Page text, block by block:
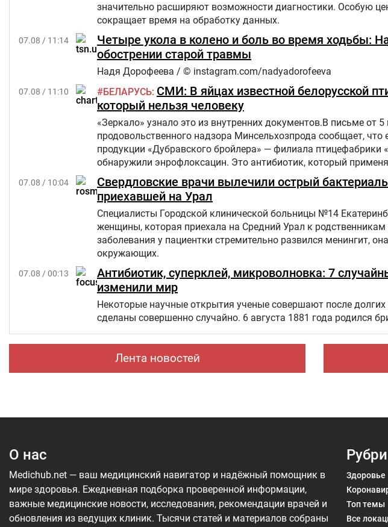
значительно расширяют возможности диагностики. Особую
сокращает время на обработку данных.
07.08 / 11:14
Четыре укола в колено и боль во время ходьбы:
обострении старой травмы
Надя Дорофеева / © instagram.com/nadyadorofeeva
07.08 / 11:10 БЕЛАРУСЬ СМИ: В яйцах известной белорусской
который нельзя человеку
«Зеркало» узнало это из внутренних документов.В письме от
продовольственного надзора Минсельхозпрода сообщает,
продукции «Дубравского бройлера» — филиала
обнаружили энрофлоксацин. Это антибиотик, который
сельскохозяйственных, домашних животных и птиц.
07.08 / 10:04
Свердловские врачи вылечили острый
приехавшей на Урал
Специалисты Городской клинической больницы №14
женщины, которая приехала на Средний Урал к
заболевания у пациентки стремительно развился менингит,
окружающих.
07.08 / 00:13
Антибиотик, суперклей, микроволновка: 7
изменили мир
Некоторые научные открытия ученые совершают после
сделаны совершенно случайно. 6 августа 1881 года родился
Лента новостей
О нас
Medichub.net — ваш медицинский навигатор и надёжный помощник в
мире здоровья. Ежедневная подборка проверенной информации,
важные медицинские новости, исследования, рекомендации врачей и
обновления из ведущих клиник. Тысячи статей и материалов собраны
Здоровье
Топ темы
Все